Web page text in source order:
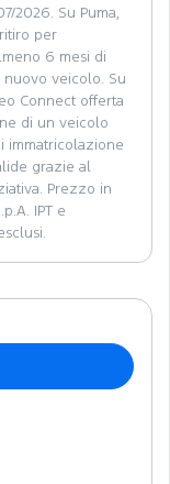
2026. Su Puma,
per
6 mesi di
veicolo. Su
Connect offerta
di un veicolo
immatricolazione
grazie al
Prezzo in
IPT e